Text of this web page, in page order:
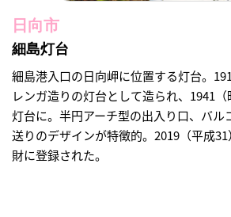
日向市
細島灯台
細島港入口の日向岬に位置する灯台。
レンガ造りの灯台として造られ、1941
灯台に。半円アーチ型の出入り口、バル
送りのデザインが特徴的。2019（平成
財に登録された。